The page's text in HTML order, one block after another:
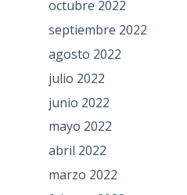
octubre 2022
septiembre 2022
agosto 2022
julio 2022
junio 2022
mayo 2022
abril 2022
marzo 2022